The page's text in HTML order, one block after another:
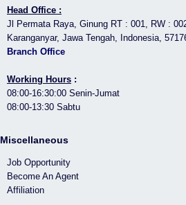
Head Office :
Jl Permata Raya, Ginung RT : 001, RW :
Karanganyar, Jawa Tengah, Indonesia,
Branch Office
Working Hours :
08:00-16:30:00 Senin-Jumat
08:00-13:30 Sabtu
Miscellaneous
Job Opportunity
Become An Agent
Affiliation